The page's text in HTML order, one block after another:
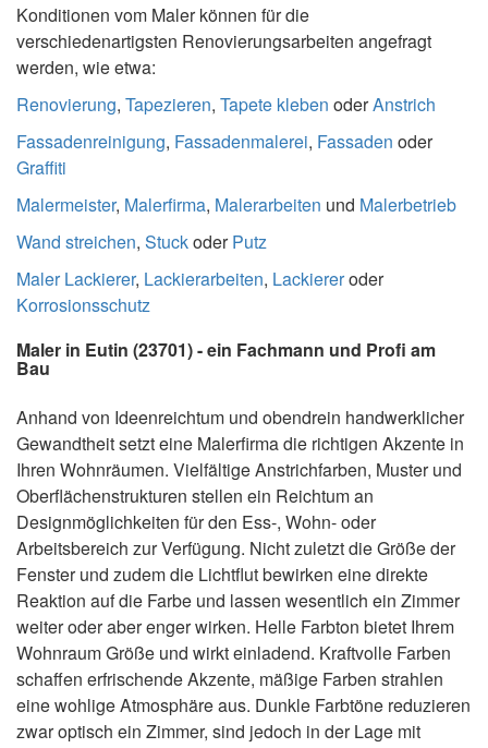
Konditionen vom Maler können für die
verschiedenartigsten Renovierungsarbeiten angefragt
werden, wie etwa:
Renovierung, Tapezieren, Tapete kleben oderAnstrich
Fassadenreinigung, Fassadenmalerei, Fassaden oder
Graffiti
Malermeister, Malerfirma, Malerarbeiten und Malerbetrieb
Wand streichen, StuckoderPutz
Maler Lackierer, Lackierarbeiten, Lackiereroder
Korrosionsschutz
Maler in Eutin (23701) - ein Fachmann und Profi am
Bau
Anhand von Ideenreichtum und obendrein handwerklicher
Gewandtheit setzt eine Malerfirma die richtigen Akzente in
Ihren Wohnräumen. Vielfältige Anstrichfarben, Muster und
Oberflächenstrukturen stellen ein Reichtum an
Designmöglichkeiten für den Ess-, Wohn- oder
Arbeitsbereich zur Verfügung. Nicht zuletzt die Größe der
Fenster und zudem die Lichtflut bewirken eine direkte
Reaktion auf die Farbe und lassen wesentlich ein Zimmer
weiter oder aber enger wirken. Helle Farbton bietet Ihrem
Wohnraum Größe und wirkt einladend. Kraftvolle Farben
schaffen erfrischende Akzente, mäßige Farben strahlen
eine wohlige Atmosphäre aus. Dunkle Farbtöne reduzieren
zwar optisch ein Zimmer, sind jedoch in der Lage mit